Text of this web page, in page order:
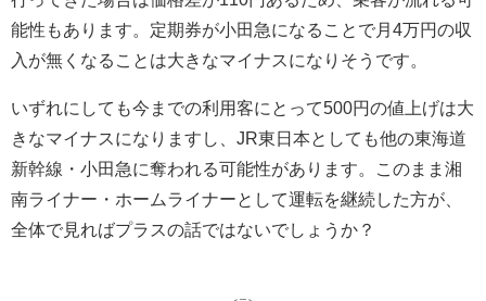
能性もあります。定期券が小田急になることで月4万円の収
入が無くなることは大きなマイナスになりそうです。
いずれにしても今までの利用客にとって500円の値上げは大
きなマイナスになりますし、JR東日本としても他の東海道
新幹線・小田急に奪われる可能性があります。このまま湘
南ライナー・ホームライナーとして運転を継続した方が、
全体で見ればプラスの話ではないでしょうか？